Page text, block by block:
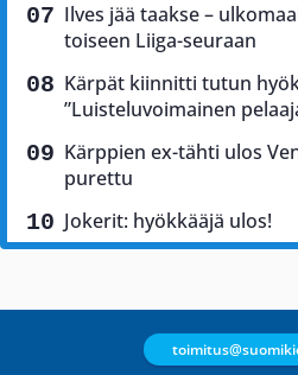
Ilves jää taakse –
toiseen Liiga-seuraan
Kärpät kiinnitti tutun
”Luisteluvoimainen
Kärppien ex-tähti ulos
purettu
Jokerit: hyökkääjä ulos!